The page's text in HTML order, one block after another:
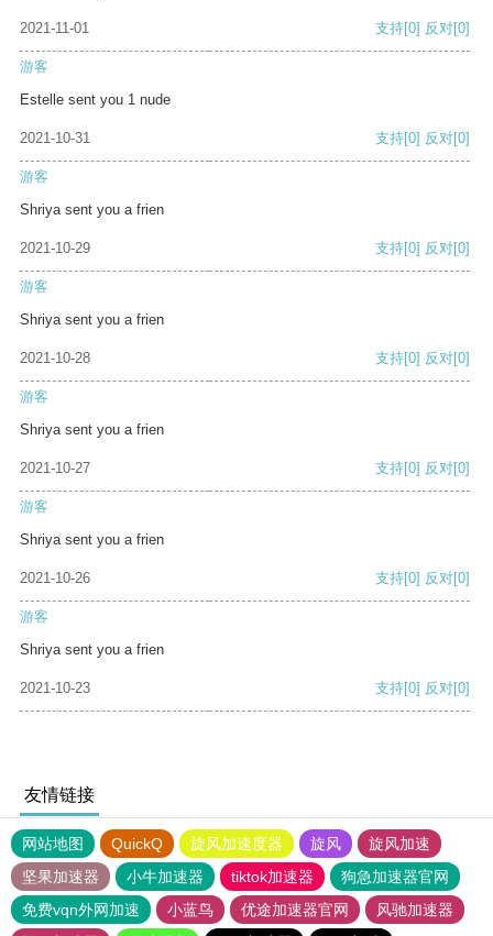
2021-11-01 支持[0] 反对[0]
游客
Estelle sent you 1 nude
2021-10-31 支持[0] 反对[0]
游客
Shriya sent you a frien
2021-10-29 支持[0] 反对[0]
游客
Shriya sent you a frien
2021-10-28 支持[0] 反对[0]
游客
Shriya sent you a frien
2021-10-27 支持[0] 反对[0]
游客
Shriya sent you a frien
2021-10-26 支持[0] 反对[0]
游客
Shriya sent you a frien
2021-10-23 支持[0] 反对[0]
友情链接
网站地图 QuickQ 旋风加速度器 旋风
旋风加速
坚果加速器
小牛加速器 tiktok加速器
狗急加速器官网
免费vqn外网加速
小蓝鸟 优途加速器官网
风驰加速器